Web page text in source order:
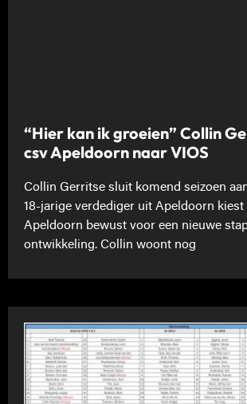
“Hier kan ik groeien” Collin
csv Apeldoorn naar VIOS
Collin Gerritse sluit komend seizoen
18-jarige verdediger uit Apeldoorn
Apeldoorn bewust voor een nieuwe
ontwikkeling. Collin woont nog